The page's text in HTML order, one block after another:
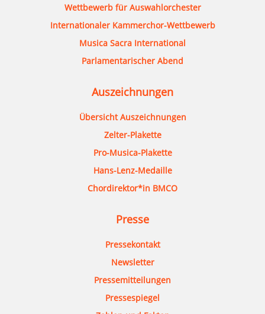
Wettbewerb für Auswahlorchester
Internationaler Kammerchor-Wettbewerb
Musica Sacra International
Parlamentarischer Abend
Auszeichnungen
Übersicht Auszeichnungen
Zelter-Plakette
Pro-Musica-Plakette
Hans-Lenz-Medaille
Chordirektor*in BMCO
Presse
Pressekontakt
Newsletter
Pressemitteilungen
Pressespiegel